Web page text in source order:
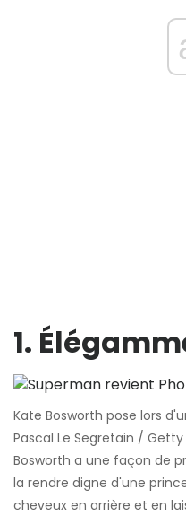
1.
Kate Bosworth pose lors
Pascal Le Segretain /
Bosworth a une façon de
la rendre digne d'une
cheveux en arrière et en